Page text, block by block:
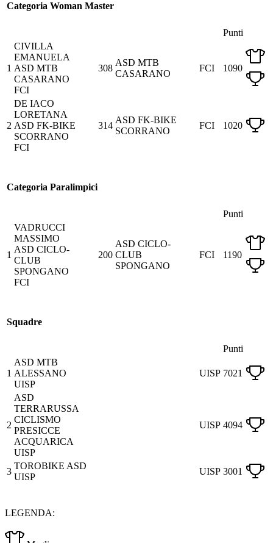
Categoria Woman Master
Punti
1
CIVILLA
EMANUELA
ASD MTB
CASARANO
FCI
308
ASD MTB
CASARANO
FCI 1090
2
DE IACO
LORETANA
ASD FK-BIKE
SCORRANO
FCI
314
ASD FK-BIKE
SCORRANO
FCI 1020
Categoria Paralimpici
Punti
1
VADRUCCI
MASSIMO
ASD CICLO-
CLUB
SPONGANO
FCI
200
ASD CICLO-
CLUB
SPONGANO
FCI 1190
Squadre
Punti
1
ASD MTB
ALESSANO
UISP
UISP 7021
2
ASD
TERRARUSSA
CICLISMO
PRESICCE
ACQUARICA
UISP
UISP 4094
3
TOROBIKE ASD
UISP
UISP 3001
LEGENDA: